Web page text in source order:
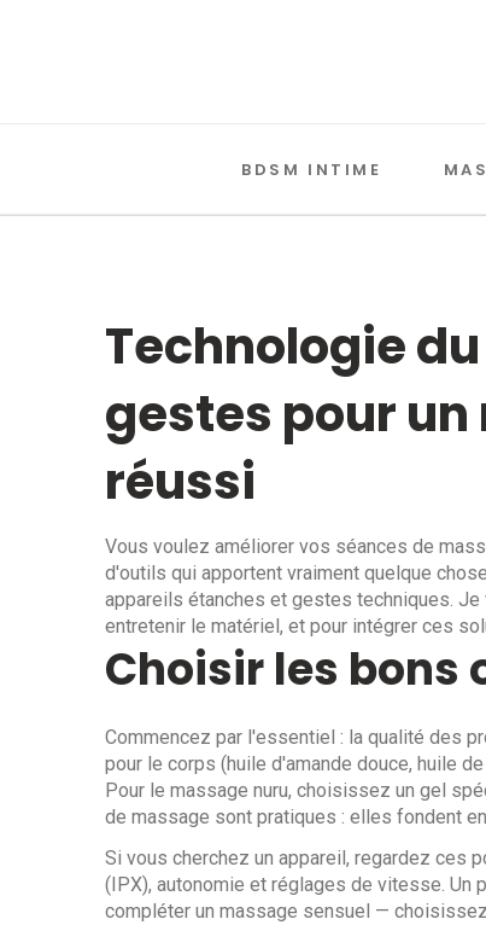
BDSM INTIME
Technologie
gestes pour
réussi
Vous voulez améliorer vos séances de
d'outils qui apportent vraiment quelque
appareils étanches et gestes techniques.
entretenir le matériel, et pour intégrer ces
Choisir les bons
Commencez par l'essentiel : la qualité des
pour le corps (huile d'amande douce, huile
Pour le massage nuru, choisissez un gel
de massage sont pratiques : elles fondent
Si vous cherchez un appareil, regardez ces
(IPX), autonomie et réglages de vitesse. Un
compléter un massage sensuel —